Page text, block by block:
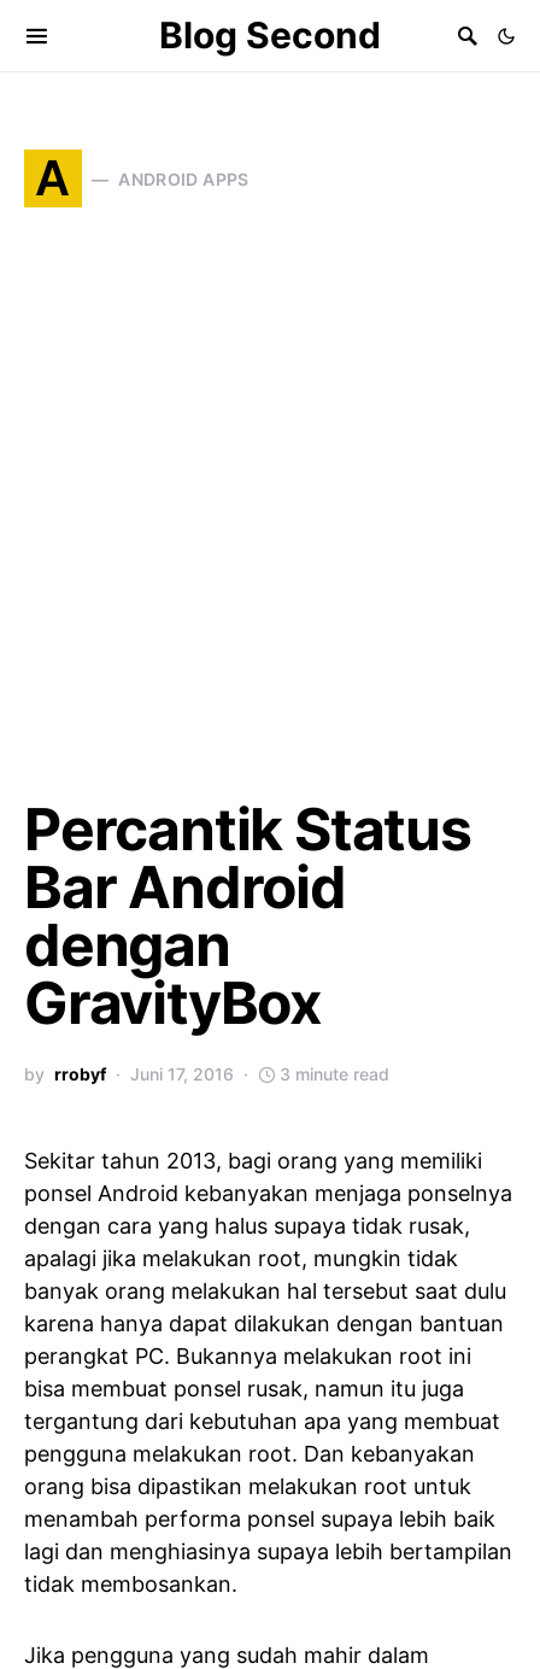
Blog Second
A ANDROID APPS
Percantik Status
Bar Android
dengan
GravityBox
by rrobyf Juni 17, 2016 3 minute read
Sekitar tahun 2013, bagi orang yang memiliki
ponsel Android kebanyakan menjaga ponselnya
dengan cara yang halus supaya tidak rusak,
apalagi jika melakukan root, mungkin tidak
banyak orang melakukan hal tersebut saat dulu
karena hanya dapat dilakukan dengan bantuan
perangkat PC. Bukannya melakukan root ini
bisa membuat ponsel rusak, namun itu juga
tergantung dari kebutuhan apa yang membuat
pengguna melakukan root. Dan kebanyakan
orang bisa dipastikan melakukan root untuk
menambah performa ponsel supaya lebih baik
lagi dan menghiasinya supaya lebih bertampilan
tidak membosankan.
Jika pengguna yang sudah mahir dalam